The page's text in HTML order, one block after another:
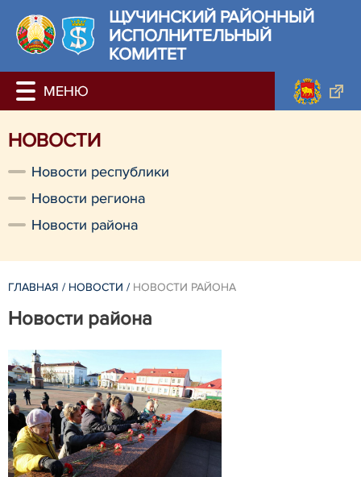
ЩУЧИНСКИЙ РАЙОННЫЙ
ИСПОЛНИТЕЛЬНЫЙ
КОМИТЕТ
НОВОСТИ
Новости республики
Новости региона
Новости района
ГЛАВНАЯ / НОВОСТИ / НОВОСТИ РАЙОНА
Новости района